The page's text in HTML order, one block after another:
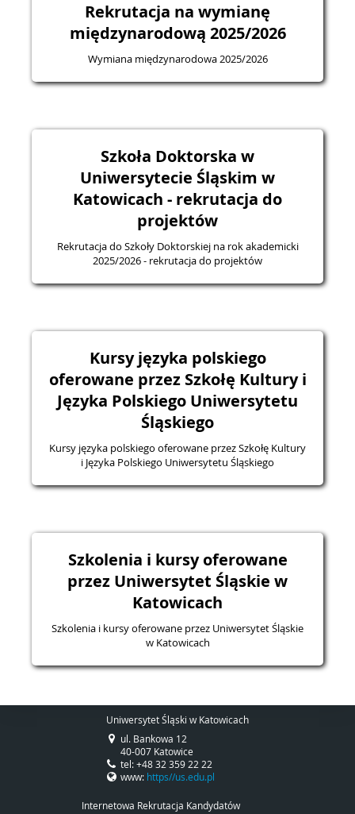
Rekrutacja na wymianę
międzynarodową 2025/2026
Wymiana międzynarodowa 2025/2026
Szkoła Doktorska w
Uniwersytecie Śląskim w
Katowicach - rekrutacja do
projektów
Rekrutacja do Szkoły Doktorskiej na rok akademicki
2025/2026 - rekrutacja do projektów
Kursy języka polskiego
oferowane przez Szkołę Kultury i
Języka Polskiego Uniwersytetu
Śląskiego
Kursy języka polskiego oferowane przez Szkołę Kultury
i Języka Polskiego Uniwersytetu Śląskiego
Szkolenia i kursy oferowane
przez Uniwersytet Śląskie w
Katowicach
Szkolenia i kursy oferowane przez Uniwersytet Śląskie
w Katowicach
Uniwersytet Śląski w Katowicach
ul. Bankowa 12
40-007 Katowice
tel: +48 32 359 22 22
www: https//us.edu.pl
Internetowa Rekrutacja Kandydatów